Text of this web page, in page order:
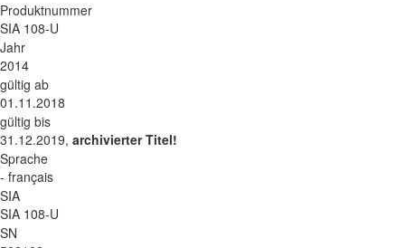
Produktnummer
SIA 108-U
Jahr
2014
gültig ab
01.11.2018
gültig bis
31.12.2019, archivierter Titel!
Sprache
- français
SIA
SIA 108-U
SN